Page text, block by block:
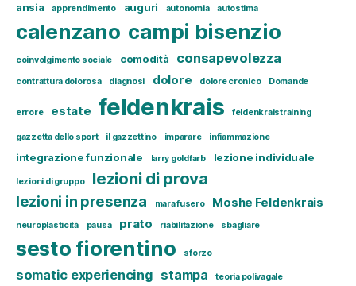
ansia apprendimento auguri autonomia autostima
calenzano campi bisenzio
coinvolgimento sociale comodità consapevolezza
contrattura dolorosa diagnosi dolore dolore cronico Domande
errore estate feldenkrais feldenkraistraining
gazzetta dello sport il gazzettino imparare infiammazione
integrazione funzionale larry goldfarb lezione individuale
lezioni di gruppo lezioni di prova
lezioni in presenza mara fusero Moshe Feldenkrais
neuroplasticità pausa prato riabilitazione sbagliare
sesto fiorentino sforzo
somatic experiencing stampa teoria polivagale